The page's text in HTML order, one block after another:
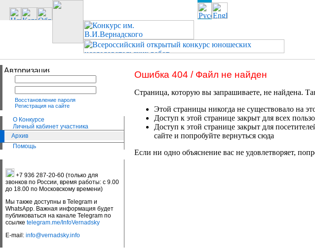
Восстановление пароля
Регистрация на сайте
О Конкурсе
Личный кабинет участника
Архив
Помощь
+7 936 287-20-60 (только для
звонков по России, время работы: с 9.00
до 18.00 по Московскому времени)
Мы также доступны в Telegram и
WhatsApp. Важная информация будет
публиковаться на канале Telegram по
ссылке telegram.me/InfoVernadsky
E-mail: info@vernadsky.info
Ошибка 404 / Файл не найден
Страница, которую вы запрашиваете, не найдена.
Этой страницы никогда не существовало на
Доступ к этой странице закрыт для всех
Доступ к этой странице закрыт для
сайте и попробуйте вернуться сюда
Если ни одно объяснение вас не удовлетворяет,